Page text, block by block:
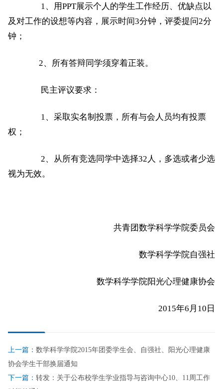
1、用PPT展示个人的学生工作经历、优缺点以
及对工作的设想等内容，展示时间3分钟，评委提问2分
钟；
2、所有答辩同学须穿着正装。
民主评议要求：
1、采取实名制投票，所有与会人员均有投票
权；
2、从所有竞选同学中选择32人，多选或者少选
视为无效。
共青团数学科学学院委员会
数学科学学院自强社
数学科学学院阳光心理健康协会
2015年6月10日
上一篇： 数学科学学院2015年团委学生会、自强社、阳光心理健康
协会学生干部换届通知
下一篇： 转发：关于公布校学生学业指导与咨询中心10、11周工作